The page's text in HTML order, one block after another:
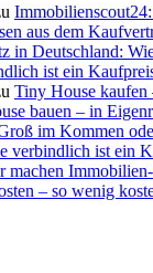
aus dem
in Deutschland:
ist ein
Tiny House kaufen
bauen – in
im Kommen
verbindlich ist ein
machen
– so wenig